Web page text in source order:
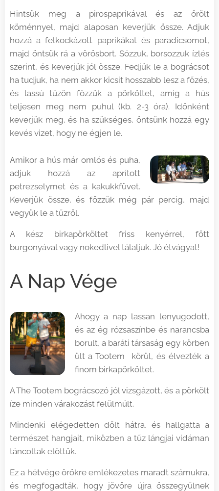
Hintsük meg a pirospaprikával és az őrölt
köménnyel, majd alaposan keverjük össze. Adjuk
hozzá a felkockázott paprikákat és paradicsomot,
majd öntsük rá a vörösbort. Sózzuk, borsozzuk ízlés
szerint, és keverjük jól össze. Fedjük le a bográcsot
ha tudjuk, ha nem akkor kicsit hosszabb lesz a főzés,
és lassú tűzön főzzük a pörköltet, amíg a hús
teljesen meg nem puhul (kb. 2-3 óra). Időnként
keverjük meg, és ha szükséges, öntsünk hozzá egy
kevés vizet, hogy ne égjen le.
Amikor a hús már omlós és puha,
adjuk hozzá az aprított
petrezselymet és a kakukkfüvet.
Keverjük össze, és főzzük még pár percig, majd
vegyük le a tűzről.
A kész birkapörköltet friss kenyérrel, főtt
burgonyával vagy nokedlivel tálaljuk. Jó étvágyat!
A Nap Vége
Ahogy a nap lassan lenyugodott,
és az ég rózsaszínbe és narancsba
borult, a baráti társaság egy körben
ült a Tootem körül, és élvezték a
finom birkapörköltet.
A The Tootem bográcsozó jól vizsgázott, és a pörkölt
íze minden várakozást felülmúlt.
Mindenki elégedetten dőlt hátra, és hallgatta a
természet hangjait, miközben a tűz lángjai vidáman
táncoltak előttük.
Ez a hétvége örökre emlékezetes maradt számukra,
és megfogadták, hogy jövőre újra összegyűlnek